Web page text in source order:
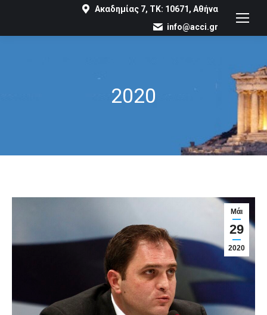
Ακαδημίας 7, ΤΚ: 10671, Αθήνα
info@acci.gr
2020
You are here:
Μάι
29
2020